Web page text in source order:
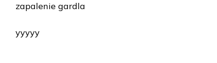
zapalenie gardla
yyyyy